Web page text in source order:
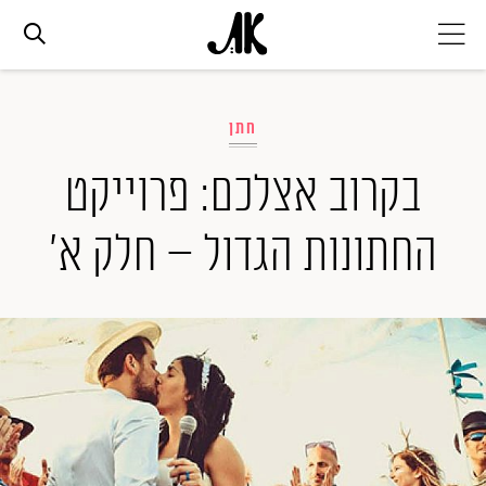
אופנה
ביוטי
סלבס
ערוצים נוספים
המגזין
חתן
בקרוב אצלכם: פרוייקט
החתונות הגדול – חלק א'